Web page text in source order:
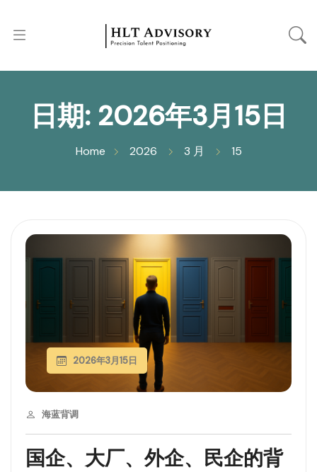
日期: 2026年3月15日
Home 2026 3 月 15
国企、大厂、外企、民企的背
2026年3月15日
海蓝背调